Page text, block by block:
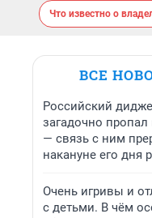
Что известно о
ВСЕ
Российский
загадочно
— связь с ним
накануне его дня
Очень игривы и
с детьми. В чём